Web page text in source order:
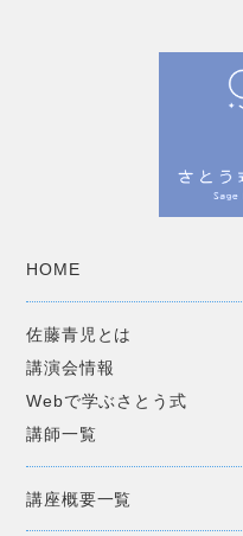
HOME
佐藤青児とは
講演会情報
Webで学ぶさとう式
講師一覧
講座概要一覧